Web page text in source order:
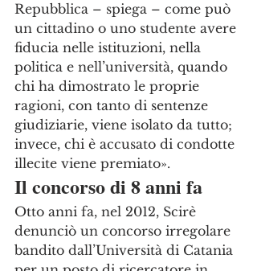
Repubblica – spiega – come può
un cittadino o uno studente avere
fiducia nelle istituzioni, nella
politica e nell’università, quando
chi ha dimostrato le proprie
ragioni, con tanto di sentenze
giudiziarie, viene isolato da tutto;
invece, chi è accusato di condotte
illecite viene premiato».
Il concorso di 8 anni fa
Otto anni fa, nel 2012, Scirè
denunciò un concorso irregolare
bandito dall’Università di Catania